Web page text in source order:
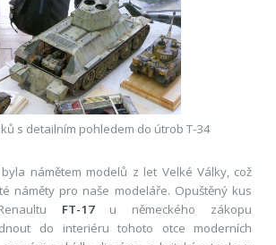
s detailním pohledem do útrob T-34
námětem modelů z let Velké Války, což
náměty pro naše modeláře. Opuštěný kus
FT-17u německého zákopu
do interiéru tohoto otce moderních